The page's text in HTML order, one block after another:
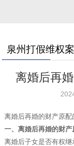
泉州打假维权
离婚后再
离婚后再婚的财产原
一、离婚后再婚的财
离婚后子女是否有权继